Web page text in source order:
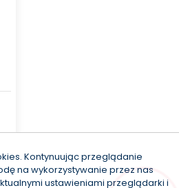
Kontynuując przeglądanie
na wykorzystywanie przez nas
ustawieniami przeglądarki i